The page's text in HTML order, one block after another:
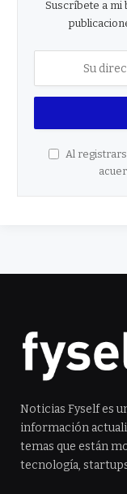
Suscríbete a mi
Al
Noticias Fyself es
información
temas que están
tecnología,